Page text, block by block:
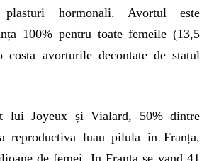
plasturi hormonali. Avortul este
100% pentru toate femeile (13,5
costa avorturile decontate de statul
lui Joyeux și Vialard, 50% dintre
reproductiva luau pilula in Franța,